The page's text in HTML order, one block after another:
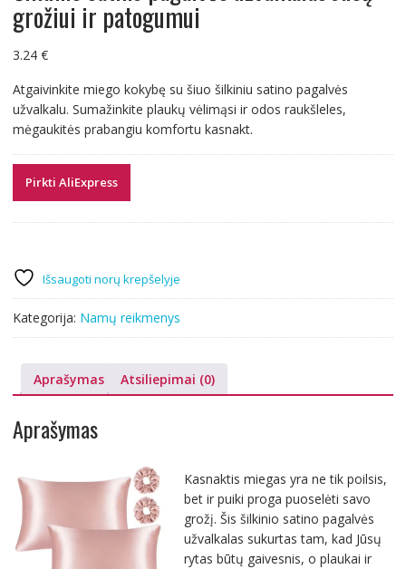
grožiui ir patogumui
3.24 €
Atgaivinkite miego kokybę su šiuo šilkiniu satino pagalvės
užvalkalu. Sumažinkite plaukų vėlimąsi ir odos raukšleles,
mėgaukitės prabangiu komfortu kasnakt.
Pirkti AliExpress
Išsaugoti norų krepšelyje
Kategorija: Namų reikmenys
Aprašymas Atsiliepimai (0)
Aprašymas
Kasnaktis miegas yra ne tik poilsis,
bet ir puiki proga puoselėti savo
grožį. Šis šilkinio satino pagalvės
užvalkalas sukurtas tam, kad Jūsų
rytas būtų gaivesnis, o plaukai ir